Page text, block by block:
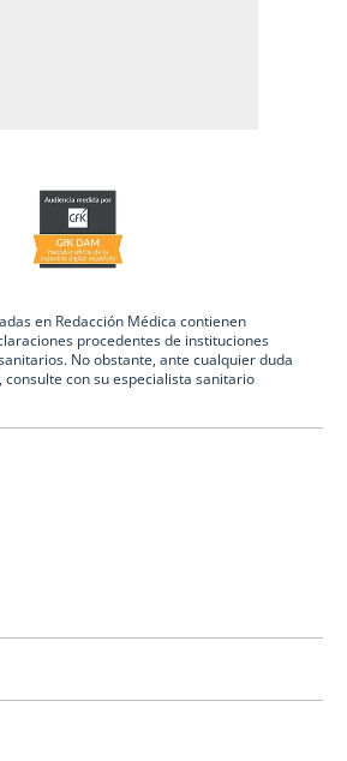
en Redacción Médica contienen
procedentes de instituciones
No obstante, ante cualquier duda
consulte con su especialista sanitario